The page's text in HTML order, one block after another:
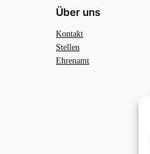
Über uns
Kontakt
Stellen
Ehrenamt